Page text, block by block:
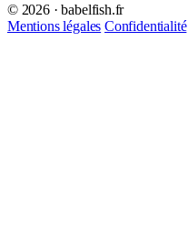
© 2026 · babelfish.fr
Mentions légales Confidentialité